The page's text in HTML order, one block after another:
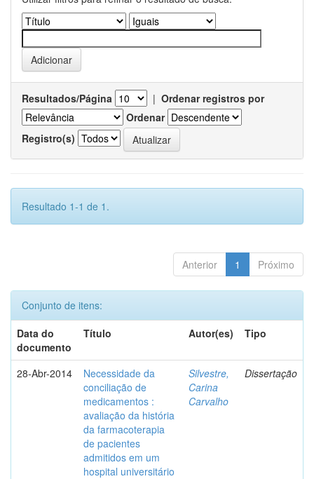
Resultados/Página | Ordenar registros por
Ordenar
Registro(s)
Resultado 1-1 de 1.
Anterior 1 Próximo
Conjunto de itens:
Data do
documento
Título Autor(es) Tipo
28-Abr-2014
Necessidade da
conciliação de
medicamentos :
avaliação da história
da farmacoterapia
de pacientes
admitidos em um
hospital universitário
Silvestre,
Carina
Carvalho
Dissertação